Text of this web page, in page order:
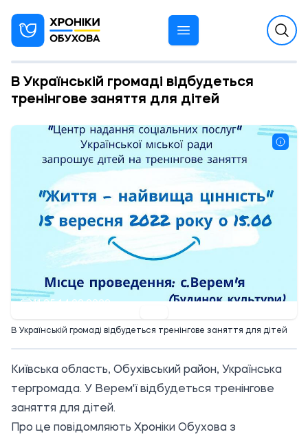
В Українській громаді відбудеться
тренінгове заняття для дітей
11:25 14.09.2022
В Українській громаді відбудеться тренінгове заняття для дітей
Київська область, Обухівський район, Українська
тергромада. У Верем'ї відбудеться тренінгове
заняття для дітей.
Про це повідомляють Хроніки Обухова з